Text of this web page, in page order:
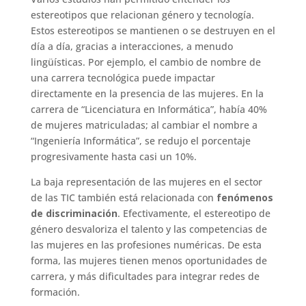
estereotipos que relacionan género y tecnología.
Estos estereotipos se mantienen o se destruyen en el
día a día, gracias a interacciones, a menudo
lingüísticas. Por ejemplo, el cambio de nombre de
una carrera tecnológica puede impactar
directamente en la presencia de las mujeres. En la
carrera de “Licenciatura en Informática”, había 40%
de mujeres matriculadas; al cambiar el nombre a
“Ingeniería Informática”, se redujo el porcentaje
progresivamente hasta casi un 10%.
La baja representación de las mujeres en el sector
de las TIC también está relacionada con fenómenos
de discriminación. Efectivamente, el estereotipo de
género desvaloriza el talento y las competencias de
las mujeres en las profesiones numéricas. De esta
forma, las mujeres tienen menos oportunidades de
carrera, y más dificultades para integrar redes de
formación.